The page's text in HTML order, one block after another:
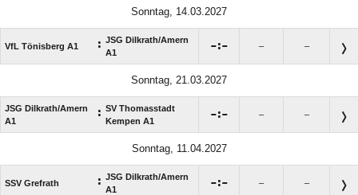
Sonntag, 14.03.2027
VfL Tönisberg A1 : JSG Dilkrath/​Amern
A1
: – –
Sonntag, 21.03.2027
JSG Dilkrath/​Amern
A1
: SV Thomasstadt
Kempen A1
: – –
Sonntag, 11.04.2027
SSV Grefrath : JSG Dilkrath/​Amern
A1
: – –